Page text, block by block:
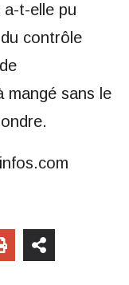
a-t-elle pu
contrôle
mangé sans le